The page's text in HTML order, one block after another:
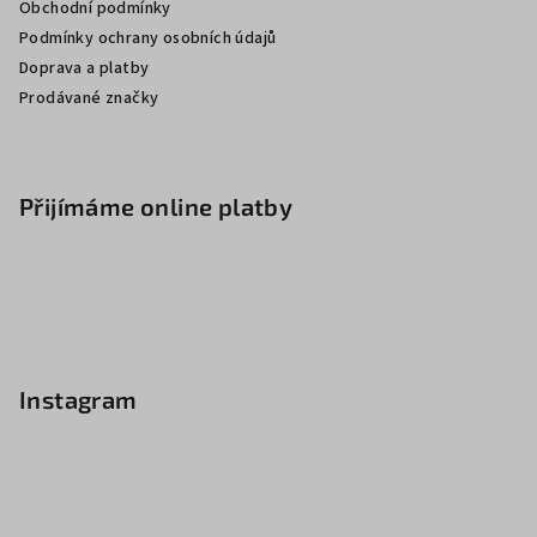
Obchodní podmínky
Podmínky ochrany osobních údajů
Doprava a platby
Prodávané značky
Přijímáme online platby
Instagram